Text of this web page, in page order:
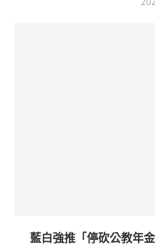
藍白強推「停砍公教年